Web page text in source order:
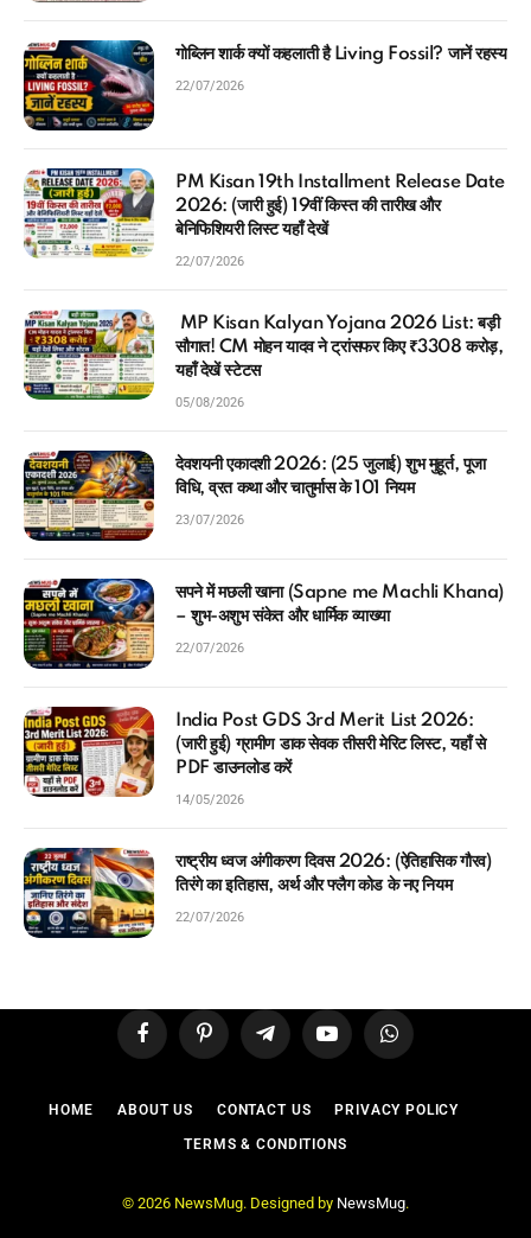
गोब्लिन शार्क क्यों कहलाती है Living Fossil? जानें रहस्य
22/07/2026
PM Kisan 19th Installment Release Date
2026: (जारी हुई) 19वीं किस्त की तारीख और
बेनिफिशियरी लिस्ट यहाँ देखें
22/07/2026
MP Kisan Kalyan Yojana 2026 List: बड़ी
सौगात! CM मोहन यादव ने ट्रांसफर किए ₹3308 करोड़,
यहाँ देखें स्टेटस
05/08/2026
देवशयनी एकादशी 2026: (25 जुलाई) शुभ मुहूर्त, पूजा
विधि, व्रत कथा और चातुर्मास के 101 नियम
23/07/2026
सपने में मछली खाना (Sapne me Machli Khana)
– शुभ-अशुभ संकेत और धार्मिक व्याख्या
22/07/2026
India Post GDS 3rd Merit List 2026:
(जारी हुई) ग्रामीण डाक सेवक तीसरी मेरिट लिस्ट, यहाँ से
PDF डाउनलोड करें
14/05/2026
राष्ट्रीय ध्वज अंगीकरण दिवस 2026: (ऐतिहासिक गौरव)
तिरंगे का इतिहास, अर्थ और फ्लैग कोड के नए नियम
22/07/2026
FacebookPinterestTelegramYouTubeWhatsApp
HOME ABOUT US CONTACT US PRIVACY POLICY
TERMS & CONDITIONS
© 2026 NewsMug. Designed by NewsMug